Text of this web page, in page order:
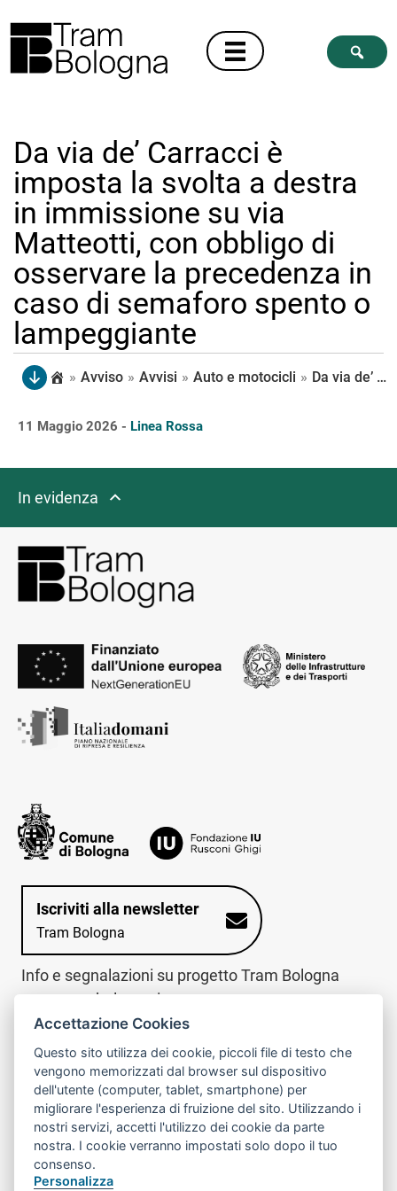
Da via de’ Carracci è
imposta la svolta a destra
in immissione su via
Matteotti, con obbligo di
osservare la precedenza in
caso di semaforo spento o
lampeggiante
» Avviso » Avvisi » Auto e motocicli » Da via de’ Carracci è imposta la svolta a destra in immissione su via Matteotti, con obbligo di osservare la precedenza in caso di semaforo spento o lampeggiante
11 Maggio 2026 - Linea Rossa
In evidenza
Iscriviti alla newsletter
Tram Bologna
Info e segnalazioni su progetto Tram Bologna
www.trambologna.it
trova infopoint sulla mappa interattiva
Trova l'infopoint
più vicino
telefona al call center
Chiama il call
center
800078611
Contatto cantiere per emergenze nei giorni festivi
o nelle ore notturne:366 65 36 063
Accettazione Cookies
Questo sito utilizza dei cookie, piccoli file di testo che
vengono memorizzati dal browser sul dispositivo
dell'utente (computer, tablet, smartphone) per
migliorare l'esperienza di fruizione del sito. Utilizzando i
nostri servizi, accetti l'utilizzo dei cookie da parte
nostra. I cookie verranno impostati solo dopo il tuo
consenso.
Personalizza